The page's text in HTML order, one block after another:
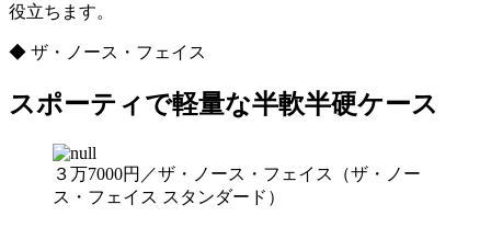
役立ちます。
◆ ザ・ノース・フェイス
スポーティで軽量な半軟半硬ケース
３万7000円／ザ・ノース・フェイス（ザ・ノー
ス・フェイス スタンダード）